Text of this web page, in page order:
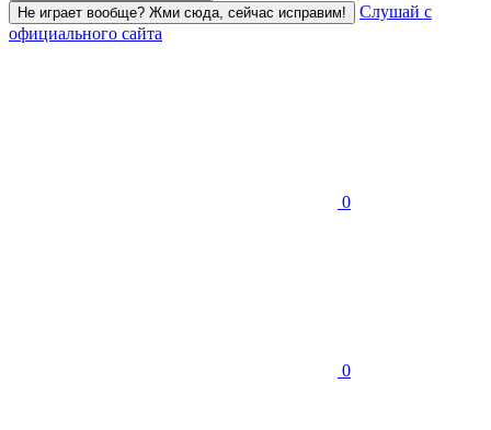
Не играет вообще? Жми сюда, сейчас исправим!
Слушай с
официального сайта
0
0